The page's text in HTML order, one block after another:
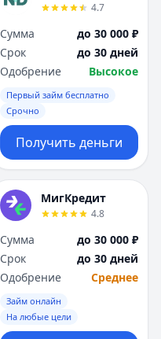
4.7
Сумма
до 30 000 ₽
Срок
до 30 дней
Одобрение
Высокое
Первый займ бесплатно
Срочно
Получить деньги
МигКредит
4.8
Сумма
до 30 000 ₽
Срок
до 30 дней
Одобрение
Среднее
Займ онлайн
На любые цели